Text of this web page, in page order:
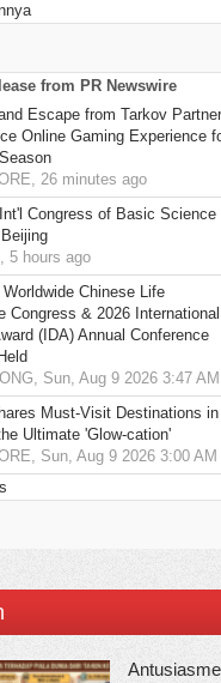
from PR Newswire
Escape from Tarkov Partner
Online Gaming Experience
26 minutes ago
Congress of Basic Science
5 hours ago
Chinese Life
Congress & 2026 International
(IDA) Annual Conference
Sun, Aug 9 2026 3:47 AM
Must-Visit Destinations in
Ultimate 'Glow-cation'
Sun, Aug 9 2026 3:00 AM
Antusiasme